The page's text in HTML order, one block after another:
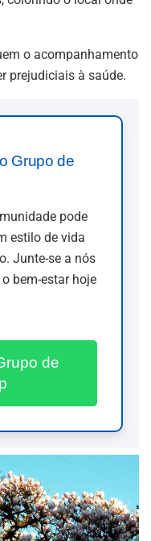
o acompanhamento
prejudiciais à saúde.
Grupo de
pode
estilo de vida
Junte-se a nós
bem-estar hoje
de